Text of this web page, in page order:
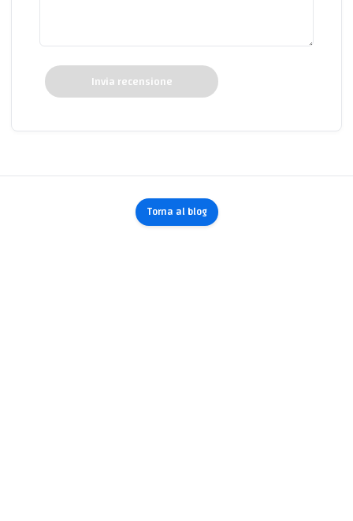
Invia recensione
Torna al blog